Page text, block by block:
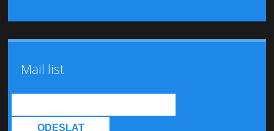
Mail list